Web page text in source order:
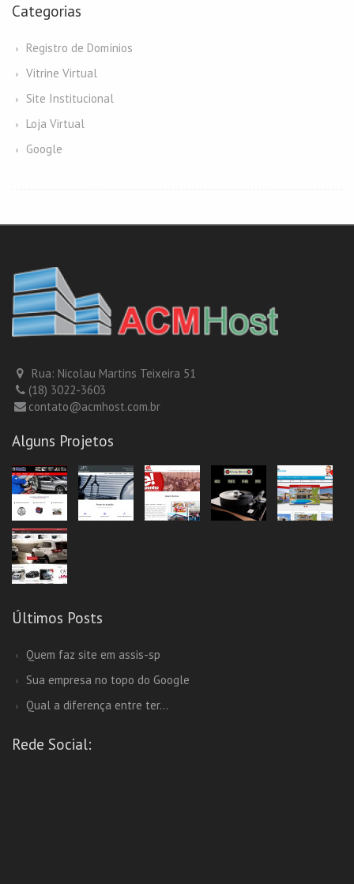
Categorias
Registro de Domínios
Vitrine Virtual
Site Institucional
Loja Virtual
Google
Rua: Nicolau Martins Teixeira 51
(18) 3022-3603
contato@acmhost.com.br
Alguns Projetos
Últimos Posts
Quem faz site em assis-sp
Sua empresa no topo do Google
Qual a diferença entre ter...
Rede Social: